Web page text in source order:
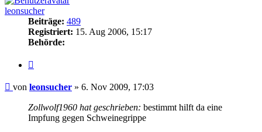
leonsucher
Beiträge: 489
Registriert: 15. Aug 2006, 15:17
Behörde:
Beitrag
von leonsucher » 6. Nov 2009, 17:03
Zollwolf1960 hat geschrieben: bestimmt hilft da eine
Impfung gegen Schweinegrippe